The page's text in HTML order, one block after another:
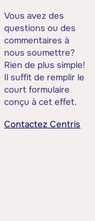
Vous avez des
questions ou des
commentaires à
nous soumettre?
Rien de plus simple!
Il suffit de remplir le
court formulaire
conçu à cet effet.
Contactez Centris